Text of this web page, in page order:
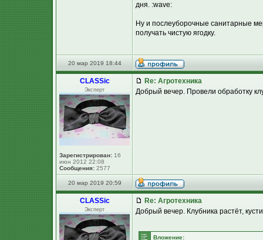
дня. :wave:
Ну и послеуборочные санитарные
получать чистую ягодку.
20 мар 2019 18:44
CLASSic
Эксперт
Зарегистрирован: 16
июн 2012 22:08
Сообщения: 2577
Re: Агротехника
Добрый вечер. Провели обработку
20 мар 2019 20:59
CLASSic
Эксперт
Re: Агротехника
Добрый вечер. Клубника растёт,
Вложение: